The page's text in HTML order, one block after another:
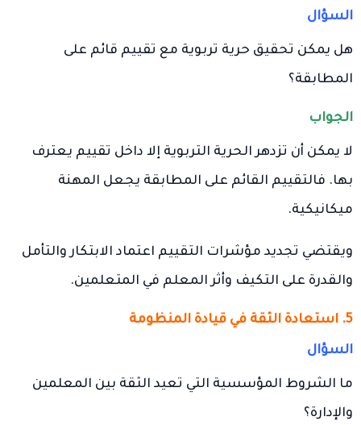
السؤال
هل يمكن تحقيق حرية تربوية مع تقييم قائم على
المطابقة؟
الجواب
لا يمكن أن تزدهر الحرية التربوية إلا داخل تقييم يعترف
بها. فالتقييم القائم على المطابقة يجعل المهنة
ميكانيكية.
ويقتضي تجديد مؤشرات التقييم اعتماد الابتكار والتأمل
والقدرة على التكيف وأثر المعلم في المتعلمين.
5. استعادة الثقة في قيادة المنظومة
السؤال
ما الشروط المؤسسية التي تعيد الثقة بين المعلمين
والإدارة؟